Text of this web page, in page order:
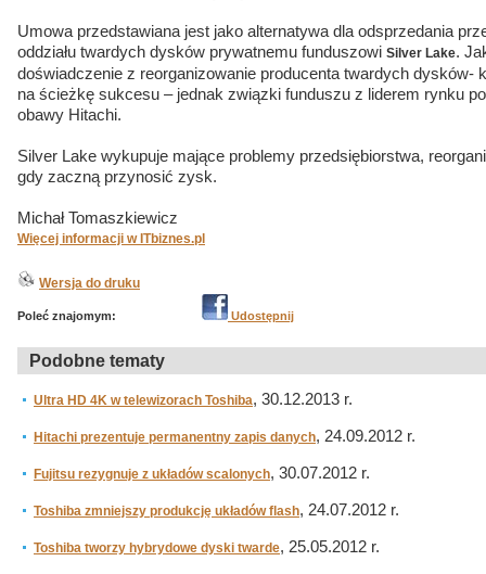
Umowa przedstawiana jest jako alternatywa dla odsprzedania
oddziału twardych dysków prywatnemu funduszowi Silver Lake.
doświadczenie z reorganizowanie producenta twardych dysków-
na ścieżkę sukcesu – jednak związki funduszu z liderem rynku
obawy Hitachi.
Silver Lake wykupuje mające problemy przedsiębiorstwa,
gdy zaczną przynosić zysk.
Michał Tomaszkiewicz
Więcej informacji w ITbiznes.pl
Wersja do druku
Poleć znajomym: Udostępnij
Podobne tematy
Ultra HD 4K w telewizorach Toshiba, 30.12.2013 r.
Hitachi prezentuje permanentny zapis danych, 24.09.2012 r.
Fujitsu rezygnuje z układów scalonych, 30.07.2012 r.
Toshiba zmniejszy produkcję układów flash, 24.07.2012 r.
Toshiba tworzy hybrydowe dyski twarde, 25.05.2012 r.